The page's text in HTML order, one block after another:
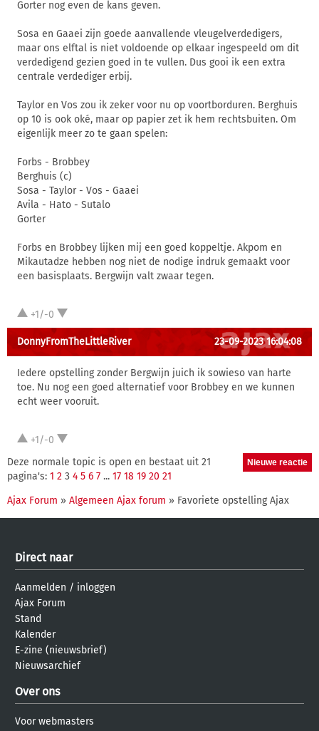
Gorter nog even de kans geven.
Sosa en Gaaei zijn goede aanvallende vleugelverdedigers,
maar ons elftal is niet voldoende op elkaar ingespeeld om dit
verdedigend gezien goed in te vullen. Dus gooi ik een extra
centrale verdediger erbij.
Taylor en Vos zou ik zeker voor nu op voortborduren. Berghuis
op 10 is ook oké, maar op papier zet ik hem rechtsbuiten. Om
eigenlijk meer zo te gaan spelen:
Forbs - Brobbey
Berghuis (c)
Sosa - Taylor - Vos - Gaaei
Avila - Hato - Sutalo
Gorter
Forbs en Brobbey lijken mij een goed koppeltje. Akpom en
Mikautadze hebben nog niet de nodige indruk gemaakt voor
een basisplaats. Bergwijn valt zwaar tegen.
+1/-0
DonnyFromTheLittleRiver 23-09-2023 16:04:08
Iedere opstelling zonder Bergwijn juich ik sowieso van harte
toe. Nu nog een goed alternatief voor Brobbey en we kunnen
echt weer vooruit.
+1/-0
Deze normale topic is open en bestaat uit 21
pagina's: 1 2 3 4 5 6 7 ... 17 18 19 20 21
Ajax Forum » Algemeen Ajax forum » Favoriete opstelling Ajax
Direct naar
Aanmelden / inloggen
Ajax Forum
Stand
Kalender
E-zine (nieuwsbrief)
Nieuwsarchief
Over ons
Voor webmasters